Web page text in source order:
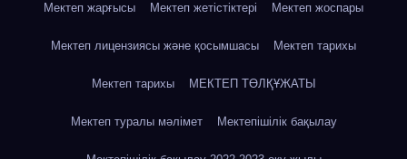
Мектеп жарғысы Мектеп жетістіктері Мектеп жоспары
Мектеп лицензиясы және қосымшасы Мектеп тарихы
Мектеп тарихы МЕКТЕП ТӨЛҚҰЖАТЫ
Мектеп туралы мәлімет Мектепішілік бақылау